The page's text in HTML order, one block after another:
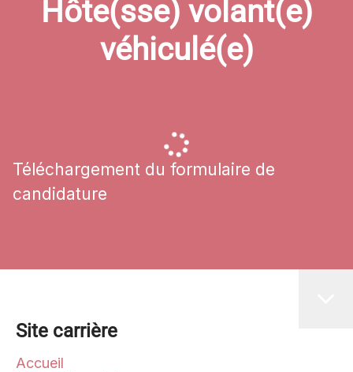
Hôte(sse) volant(e)
véhiculé(e)
Téléchargement du formulaire de
candidature
Site carrière
Accueil